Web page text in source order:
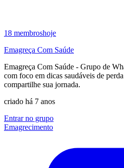
18 membroshoje
Emagreça Com Saúde
Emagreça Com Saúde - Grupo de
com foco em dicas saudáveis de
compartilhe sua jornada.
criado há 7 anos
Entrar no grupo
Emagrecimento